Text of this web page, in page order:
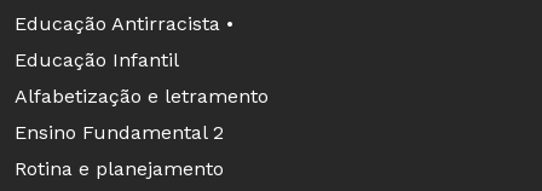
Educação Antirracista •
Educação Infantil
Alfabetização e letramento
Ensino Fundamental 2
Rotina e planejamento